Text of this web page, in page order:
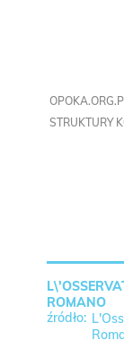
STRUKTURY
ROMANO